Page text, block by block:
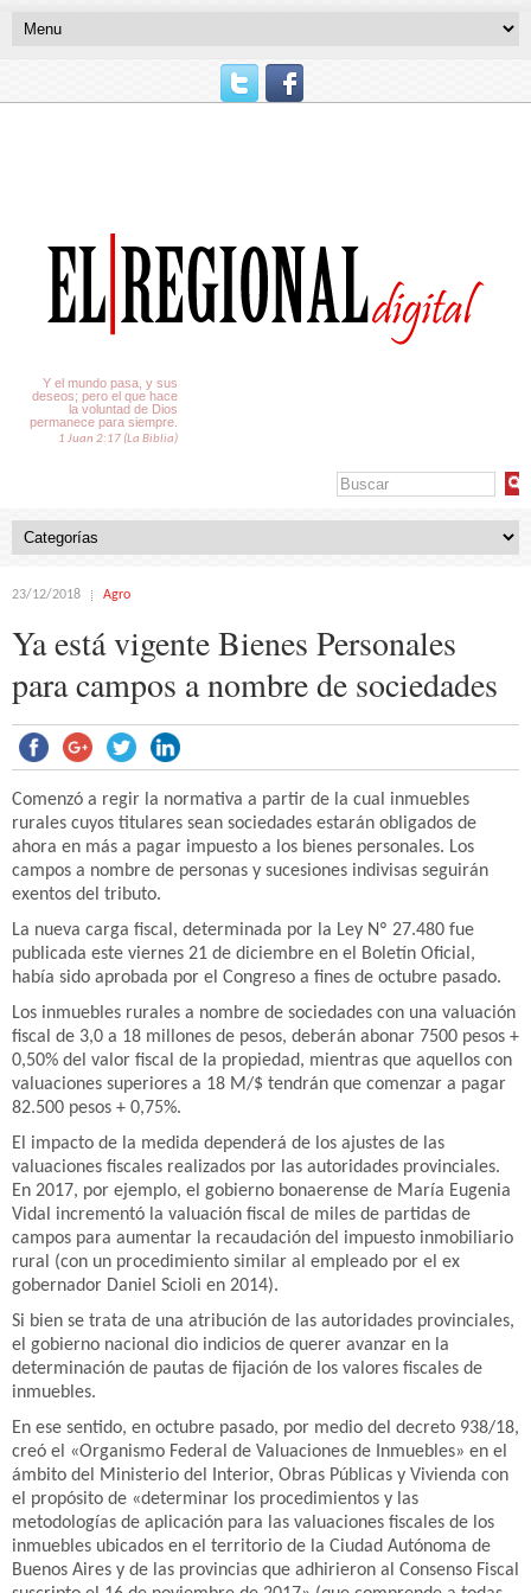
Y el mundo pasa, y sus
deseos; pero el que hace
la voluntad de Dios
permanece para siempre.
1 Juan 2:17 (La Biblia)
23/12/2018 Agro
Ya está vigente Bienes Personales
para campos a nombre de sociedades
Comenzó a regir la normativa a partir de la cual inmuebles
rurales cuyos titulares sean sociedades estarán obligados de
ahora en más a pagar impuesto a los bienes personales. Los
campos a nombre de personas y sucesiones indivisas seguirán
exentos del tributo.
La nueva carga fiscal, determinada por la Ley Nº 27.480 fue
publicada este viernes 21 de diciembre en el Boletín Oficial,
había sido aprobada por el Congreso a fines de octubre pasado.
Los inmuebles rurales a nombre de sociedades con una valuación
fiscal de 3,0 a 18 millones de pesos, deberán abonar 7500 pesos +
0,50% del valor fiscal de la propiedad, mientras que aquellos con
valuaciones superiores a 18 M/$ tendrán que comenzar a pagar
82.500 pesos + 0,75%.
El impacto de la medida dependerá de los ajustes de las
valuaciones fiscales realizados por las autoridades provinciales.
En 2017, por ejemplo, el gobierno bonaerense de María Eugenia
Vidal incrementó la valuación fiscal de miles de partidas de
campos para aumentar la recaudación del impuesto inmobiliario
rural (con un procedimiento similar al empleado por el ex
gobernador Daniel Scioli en 2014).
Si bien se trata de una atribución de las autoridades provinciales,
el gobierno nacional dio indicios de querer avanzar en la
determinación de pautas de fijación de los valores fiscales de
inmuebles.
En ese sentido, en octubre pasado, por medio del decreto 938/18,
creó el «Organismo Federal de Valuaciones de Inmuebles» en el
ámbito del Ministerio del Interior, Obras Públicas y Vivienda con
el propósito de «determinar los procedimientos y las
metodologías de aplicación para las valuaciones fiscales de los
inmuebles ubicados en el territorio de la Ciudad Autónoma de
Buenos Aires y de las provincias que adhirieron al Consenso Fiscal